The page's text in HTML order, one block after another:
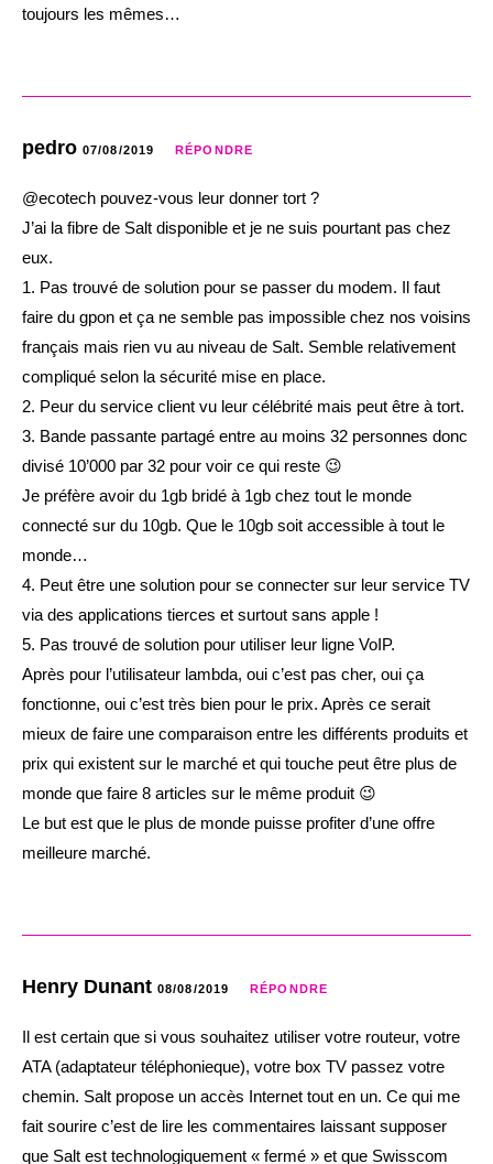
toujours les mêmes…
pedro 07/08/2019 RÉPONDRE
@ecotech pouvez-vous leur donner tort ?
J’ai la fibre de Salt disponible et je ne suis pourtant pas chez
eux.
1. Pas trouvé de solution pour se passer du modem. Il faut
faire du gpon et ça ne semble pas impossible chez nos voisins
français mais rien vu au niveau de Salt. Semble relativement
compliqué selon la sécurité mise en place.
2. Peur du service client vu leur célébrité mais peut être à tort.
3. Bande passante partagé entre au moins 32 personnes donc
divisé 10’000 par 32 pour voir ce qui reste 😉
Je préfère avoir du 1gb bridé à 1gb chez tout le monde
connecté sur du 10gb. Que le 10gb soit accessible à tout le
monde…
4. Peut être une solution pour se connecter sur leur service TV
via des applications tierces et surtout sans apple !
5. Pas trouvé de solution pour utiliser leur ligne VoIP.
Après pour l’utilisateur lambda, oui c’est pas cher, oui ça
fonctionne, oui c’est très bien pour le prix. Après ce serait
mieux de faire une comparaison entre les différents produits et
prix qui existent sur le marché et qui touche peut être plus de
monde que faire 8 articles sur le même produit 😉
Le but est que le plus de monde puisse profiter d’une offre
meilleure marché.
Henry Dunant 08/08/2019 RÉPONDRE
Il est certain que si vous souhaitez utiliser votre routeur, votre
ATA (adaptateur téléphonieque), votre box TV passez votre
chemin. Salt propose un accès Internet tout en un. Ce qui me
fait sourire c’est de lire les commentaires laissant supposer
que Salt est technologiquement « fermé » et que Swisscom